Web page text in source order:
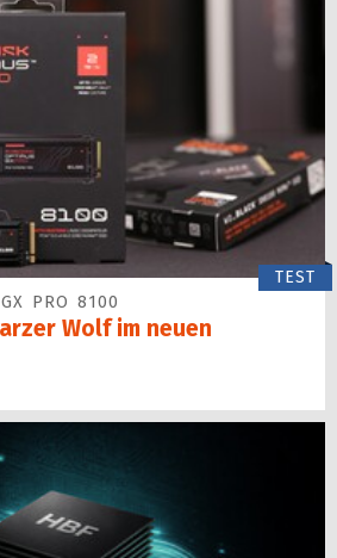
TEST
PRO 8100
Wolf im neuen